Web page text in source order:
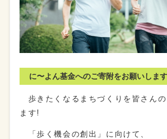
に〜よん基金へのご寄附をお願いします
歩きたくなるまちづくりを皆さんの
ます!
「歩く機会の創出」に向けて、